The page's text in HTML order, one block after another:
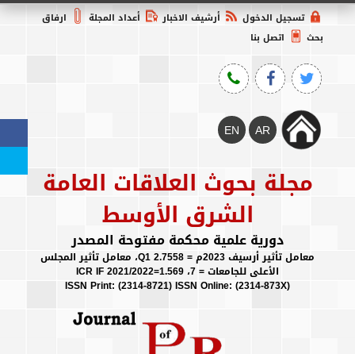
تسجيل الدخول أرشيف الاخبار أعداد المجلة
ارفاق
بحث
اتصل بنا
مجلة بحوث العلاقات العامة
الشرق الأوسط
دورية علمية محكمة مفتوحة المصدر
معامل تأثير أرسيف 2023م = 2.7558 Q1، معامل تأثير المجلس
الأعلى للجامعات = 7، ICR IF 2021/2022=1.569
(ISSN Print: (2314-8721) ISSN Online: (2314-873X